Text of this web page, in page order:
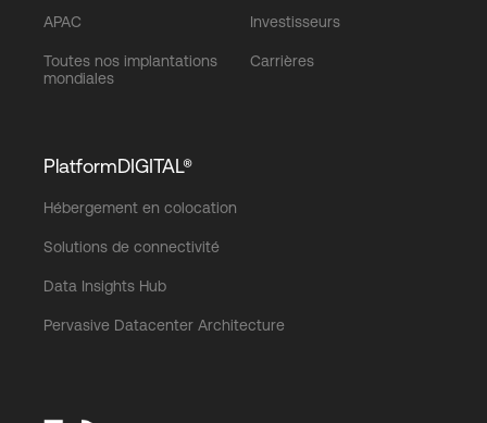
APAC
Toutes nos implantations
mondiales
Investisseurs
Carrières
PlatformDIGITAL®
Hébergement en colocation
Solutions de connectivité
Data Insights Hub
Pervasive Datacenter Architecture